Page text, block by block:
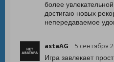
более
достигаю новых
непередаваемое
astaAG 5 сентября
Игра завлекает